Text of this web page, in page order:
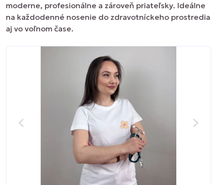
moderne, profesionálne a zároveň priateľsky. Ideálne
na každodenné nosenie do zdravotníckeho prostredia
aj vo voľnom čase.